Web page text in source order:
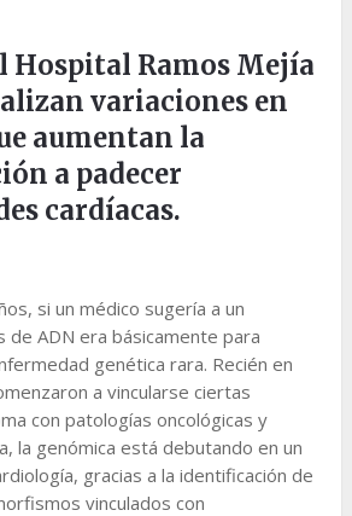
Hospital Ramos Mejía
variaciones en
aumentan la
a padecer
cardíacas.
si un médico sugería a un
de ADN era básicamente para
genética rara. Recién en
a vincularse ciertas
con patologías oncológicas y
la genómica está debutando en un
gracias a la identificación de
vinculados con